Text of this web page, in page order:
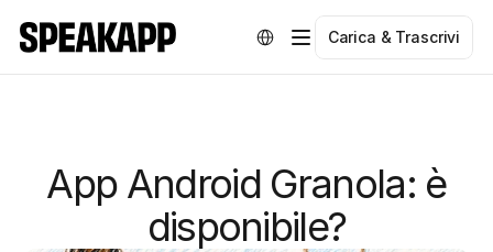
Select LanguageCarica & Trascrivi
App Android Granola: è
disponibile?